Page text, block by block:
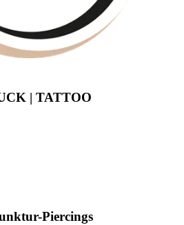
| TATTOO
Piercings